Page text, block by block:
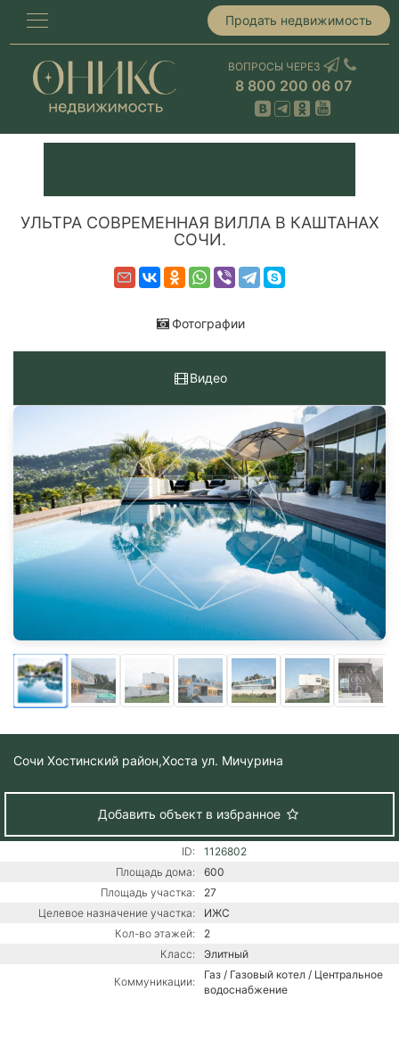
Продать недвижимость
ВОПРОСЫ ЧЕРЕЗ
8 800 200 06 07
УЛЬТРА СОВРЕМЕННАЯ ВИЛЛА В КАШТАНАХ
СОЧИ.
Фотографии
Видео
Сочи Хостинский район,Хоста ул. Мичурина
Добавить объект в избранное
ID:
1126802
Площадь дома:
600
Площадь участка:
27
Целевое назначение участка:
ИЖС
Кол-во этажей:
2
Класс:
Элитный
Коммуникации:
Газ / Газовый котел / Центральное
водоснабжение